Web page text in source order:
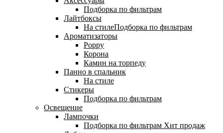
Подборка по фильтрам
Лайтбоксы
На стилеПодборка по фильтрам
Ароматизаторы
Poppy
Корона
Камин на торпеду
Панно в спальник
На стиле
Стикеры
Подборка по фильтрам
Освещение
Лампочки
Подборка по фильтрам Хит продаж